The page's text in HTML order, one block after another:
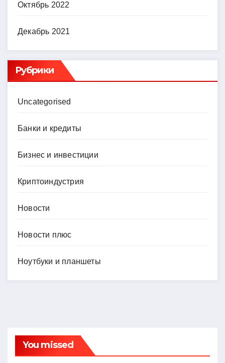
Октябрь 2022
Декабрь 2021
Рубрики
Uncategorised
Банки и кредиты
Бизнес и инвестиции
Криптоиндустрия
Новости
Новости плюс
Ноутбуки и планшеты
You missed